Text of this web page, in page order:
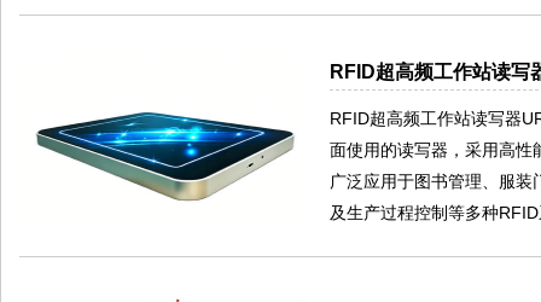
RFID超高频工作站读写
RFID超高频工作站读写器
面使用的读写器，采用高性
广泛应用于图书管理、服
及生产过程控制等多种